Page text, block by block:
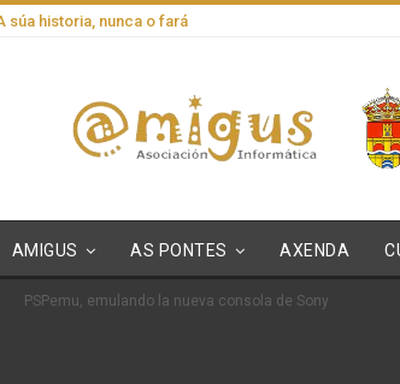
historia, nunca o fará
AMIGUS AS PONTES AXENDA
PSPemu, emulando la nueva consola de Sony